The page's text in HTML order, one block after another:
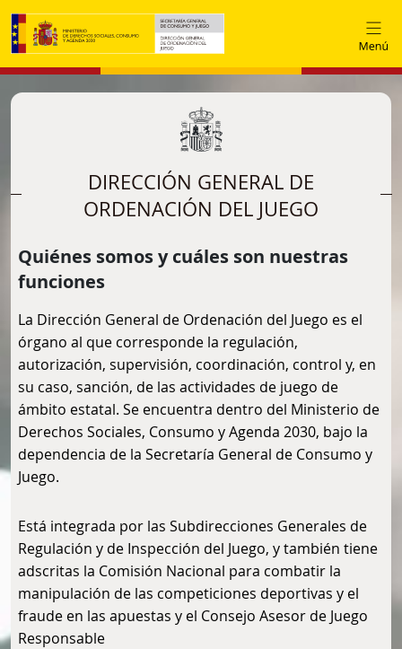
Pasar al contenido principal
DIRECCIÓN GENERAL DE
ORDENACIÓN DEL JUEGO
Quiénes somos y cuáles son nuestras
funciones
La Dirección General de Ordenación del Juego es el
órgano al que corresponde la regulación,
autorización, supervisión, coordinación, control y, en
su caso, sanción, de las actividades de juego de
ámbito estatal. Se encuentra dentro del Ministerio de
Derechos Sociales, Consumo y Agenda 2030, bajo la
dependencia de la Secretaría General de Consumo y
Juego.
Está integrada por las Subdirecciones Generales de
Regulación y de Inspección del Juego, y también tiene
adscritas la Comisión Nacional para combatir la
manipulación de las competiciones deportivas y el
fraude en las apuestas y el Consejo Asesor de Juego
Responsable